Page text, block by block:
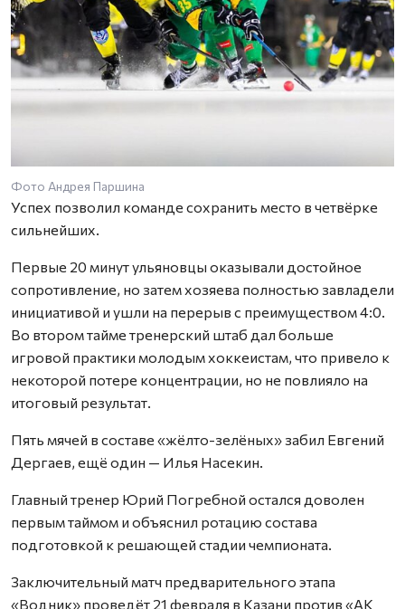
Фото Андрея Паршина
Успех позволил команде сохранить место в четвёрке
сильнейших.
Первые 20 минут ульяновцы оказывали достойное
сопротивление, но затем хозяева полностью завладели
инициативой и ушли на перерыв с преимуществом 4:0.
Во втором тайме тренерский штаб дал больше
игровой практики молодым хоккеистам, что привело к
некоторой потере концентрации, но не повлияло на
итоговый результат.
Пять мячей в составе «жёлто-зелёных» забил Евгений
Дергаев, ещё один — Илья Насекин.
Главный тренер Юрий Погребной остался доволен
первым таймом и объяснил ротацию состава
подготовкой к решающей стадии чемпионата.
Заключительный матч предварительного этапа
«Водник» проведёт 21 февраля в Казани против «АК